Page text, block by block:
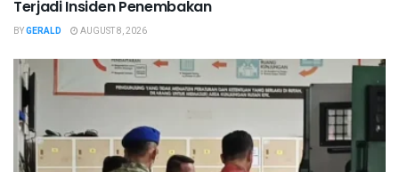
Terjadi Insiden Penembakan
BYGERALD AUGUST 8, 2026